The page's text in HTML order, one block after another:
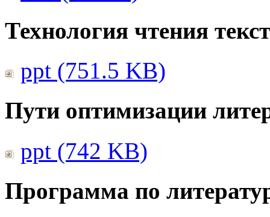
Технология чтения
ppt (751.5 KB)
Пути оптимизации
ppt (742 KB)
Программа по